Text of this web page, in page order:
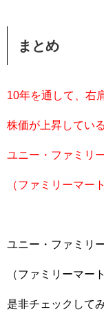
まとめ
10年を通して、右
株価が上昇している
ユニー・ファミリ
（ファミリーマー
ユニー・ファミリ
（ファミリーマー
是非チェックして